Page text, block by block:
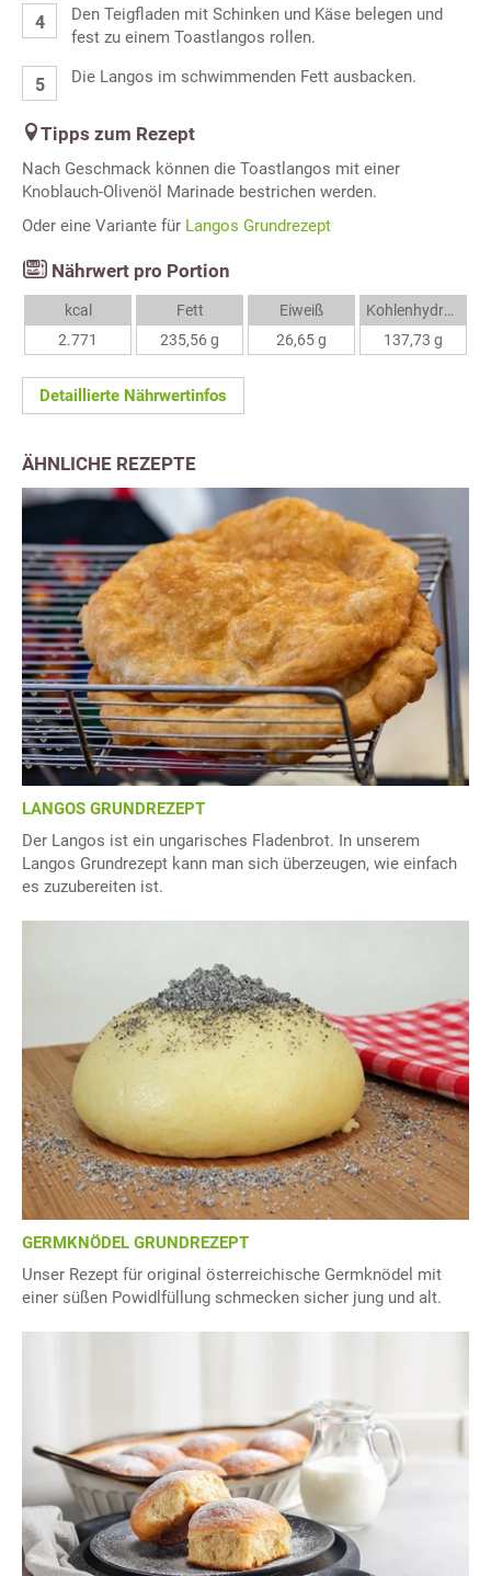
Den Teigfladen mit Schinken und Käse belegen und
fest zu einem Toastlangos rollen.
Die Langos im schwimmenden Fett ausbacken.
Tipps zum Rezept
Nach Geschmack können die Toastlangos mit einer
Knoblauch-Olivenöl Marinade bestrichen werden.
Oder eine Variante für Langos Grundrezept
Nährwert pro Portion
kcal
2.771
Fett
235,56 g
Eiweiß
26,65 g
Kohlenhydrate
137,73 g
Detaillierte Nährwertinfos
ÄHNLICHE REZEPTE
LANGOS GRUNDREZEPT
Der Langos ist ein ungarisches Fladenbrot. In unserem
Langos Grundrezept kann man sich überzeugen, wie einfach
es zuzubereiten ist.
GERMKNÖDEL GRUNDREZEPT
Unser Rezept für original österreichische Germknödel mit
einer süßen Powidlfüllung schmecken sicher jung und alt.